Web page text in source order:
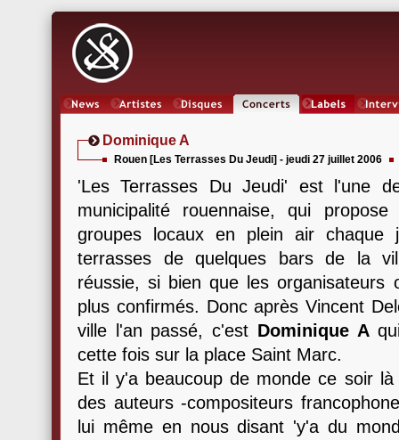
Dominique A
Rouen [Les Terrasses Du Jeudi] - jeudi 27 juillet 2006
'Les Terrasses Du Jeudi' est l'une
municipalité rouennaise, qui
groupes locaux en plein air
terrasses de quelques bars de la
réussie, si bien que les
plus confirmés. Donc après Vincent
ville l'an passé, c'est Dominique Aqui
cette fois sur la place Saint Marc.
Et il y'a beaucoup de monde ce soir
des auteurs -compositeurs
lui même en nous disant 'y'a du